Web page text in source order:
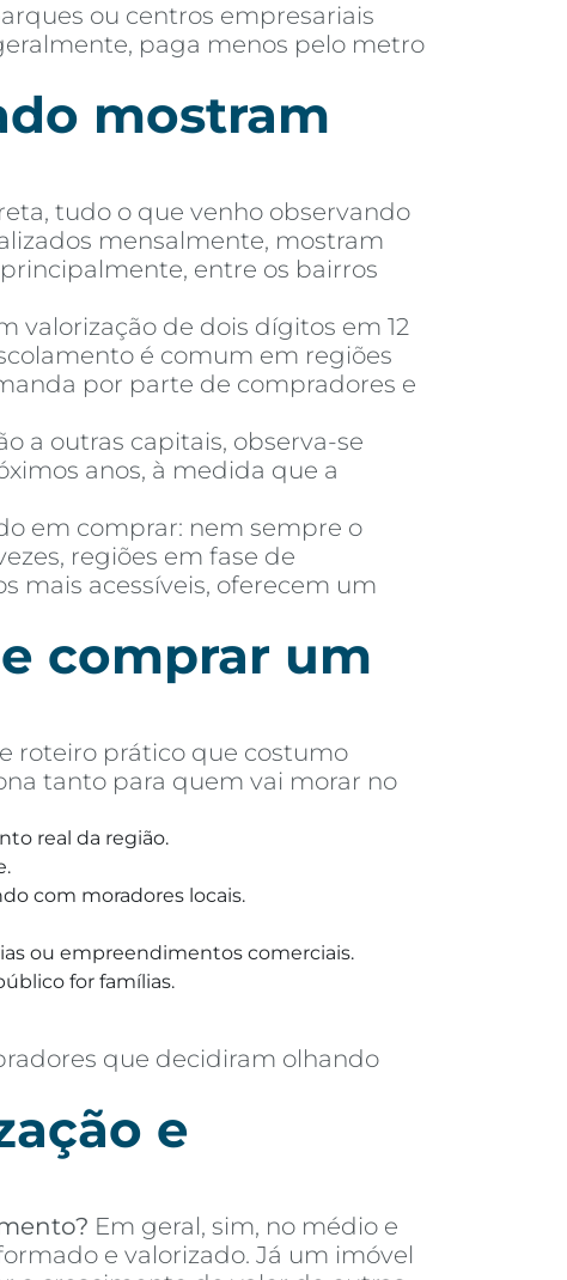
ou centros empresariais
paga menos pelo metro
mostram
tudo o que venho observando
mensalmente, mostram
entre os bairros
valorização de dois dígitos em 12
é comum em regiões
por parte de compradores e
a outras capitais, observa-se
anos, à medida que a
em comprar: nem sempre o
regiões em fase de
mais acessíveis, oferecem um
comprar um
roteiro prático que costumo
tanto para quem vai morar no
real da região.
com moradores locais.
ou empreendimentos comerciais.
for famílias.
que decidiram olhando
e
Em geral, sim, no médio e
e valorizado. Já um imóvel